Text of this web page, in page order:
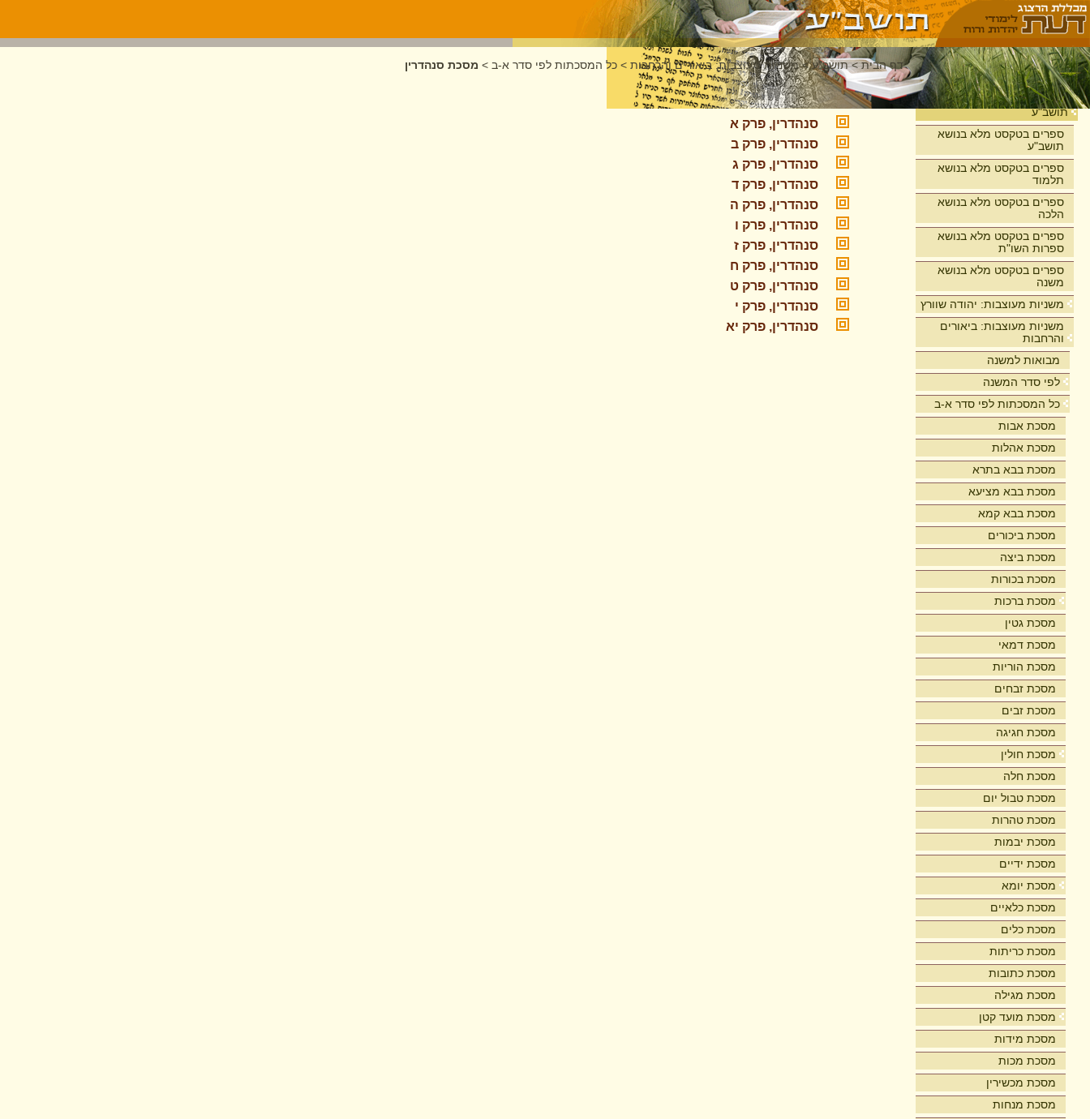
בית
תושב"ע
ספרים בטקסט מלא בנושא
תושב"ע
ספרים בטקסט מלא בנושא
תלמוד
ספרים בטקסט מלא בנושא
הלכה
ספרים בטקסט מלא בנושא
ספרות השו"ת
ספרים בטקסט מלא בנושא
משנה
משניות מעוצבות: יהודה שוורץ
משניות מעוצבות: ביאורים
והרחבות
מבואות למשנה
לפי סדר המשנה
כל המסכתות לפי סדר א-ב
מסכת אבות
מסכת אהלות
מסכת בבא בתרא
מסכת בבא מציעא
מסכת בבא קמא
מסכת ביכורים
מסכת ביצה
מסכת בכורות
מסכת ברכות
מסכת גטין
מסכת דמאי
מסכת הוריות
מסכת זבחים
מסכת זבים
מסכת חגיגה
מסכת חולין
מסכת חלה
מסכת טבול יום
מסכת טהרות
מסכת יבמות
מסכת ידיים
מסכת יומא
מסכת כלאיים
מסכת כלים
מסכת כריתות
מסכת כתובות
מסכת מגילה
מסכת מועד קטן
מסכת מידות
מסכת מכות
מסכת מכשירין
מסכת מנחות
דף הבית >תושב"ע >משניות מעוצבות: ביאורים והרחבות > כל המסכתות לפי סדר א-ב > מסכת סנהדרין
מסכת סנהדרין
סנהדרין, פרק א
סנהדרין, פרק ב
סנהדרין, פרק ג
סנהדרין, פרק ד
סנהדרין, פרק ה
סנהדרין, פרק ו
סנהדרין, פרק ז
סנהדרין, פרק ח
סנהדרין, פרק ט
סנהדרין, פרק י
סנהדרין, פרק יא